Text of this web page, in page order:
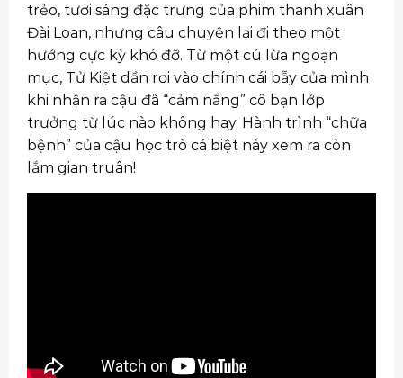
trẻo, tươi sáng đặc trưng của phim thanh xuân
Đài Loan, nhưng câu chuyện lại đi theo một
hướng cực kỳ khó đỡ. Từ một cú lừa ngoạn
mục, Tử Kiệt dần rơi vào chính cái bẫy của mình
khi nhận ra cậu đã “cảm nắng” cô bạn lớp
trưởng từ lúc nào không hay. Hành trình “chữa
bệnh” của cậu học trò cá biệt này xem ra còn
lắm gian truân!